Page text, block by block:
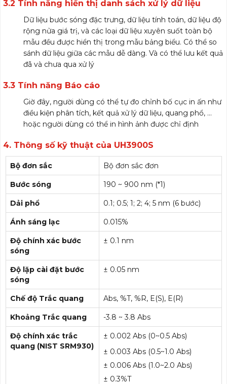
3.2 Tính năng hiển thị danh sách xử lý dữ liệu
Dữ liệu bước sóng đặc trưng, dữ liệu tính toán, dữ liệu độ
rộng nửa giá trị, và các loại dữ liệu xuyên suốt toàn bộ
mẫu đều được hiển thị trong mẫu bảng biểu. Có thể so
sánh dữ liệu giữa các mẫu dễ dàng. Và có thể lưu kết quả
đã và chưa qua xử lý
3.3 Tính năng Báo cáo
Giờ đây, người dùng có thể tự đo chỉnh bố cục in ấn như
điều kiện phân tích, kết quả xử lý dữ liệu, quang phổ, …
hoặc người dùng có thể in hình ảnh được chỉ định
4. Thông số kỹ thuật của UH3900S
Bộ đơn sắc Bộ đơn sắc đơn
Bước sóng 190 ~ 900 nm (*1)
Dải phổ 0.1; 0.5; 1; 2; 4; 5 nm (6 bước)
Ánh sáng lạc 0.015%
Độ chính xác bước
sóng
± 0.1 nm
Độ lặp cài đặt bước
sóng
± 0.05 nm
Chế độ Trắc quang Abs, %T, %R, E(S), E(R)
Khoảng Trắc quang -3.8 ~ 3.8 Abs
Độ chính xác trắc
quang (NIST SRM930)
± 0.002 Abs (0~0.5 Abs)
± 0.003 Abs (0.5~1.0 Abs)
± 0.006 Abs (1.0~2.0 Abs)
± 0.3%T